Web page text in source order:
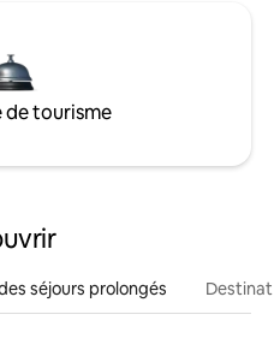
de tourisme
séjours prolongés